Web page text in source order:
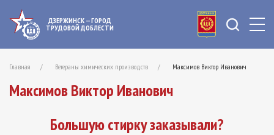
ДЗЕРЖИНСК — ГОРОД
ТРУДОВОЙ ДОБЛЕСТИ
Главная Ветераны химических производств Максимов Виктор Иванович
Максимов Виктор Иванович
Большую стирку заказывали?